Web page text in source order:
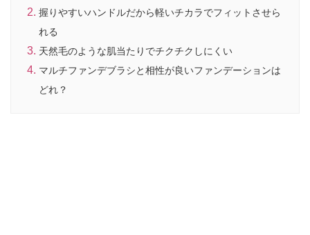
握りやすいハンドルだから軽いチカラでフィットさせら
れる
天然毛のような肌当たりでチクチクしにくい
マルチファンデブラシと相性が良いファンデーションは
どれ？